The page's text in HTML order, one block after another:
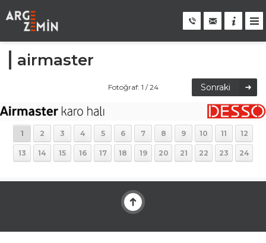
airmaster
Fotoğraf: 1 / 24 Sonraki
1 2 3 4 5 6 7 8 9 10 11 12
13 14 15 16 17 18 19 20 21 22 23 24